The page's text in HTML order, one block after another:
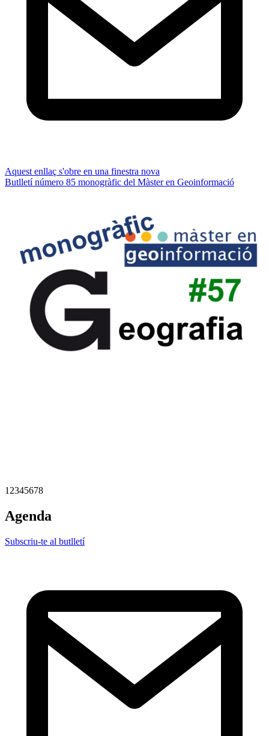
Aquest enllaç s'obre en una finestra nova
Butlletí número 85 monogràfic del Màster en Geoinformació
1 2345678
Agenda
Subscriu-te al butlletí